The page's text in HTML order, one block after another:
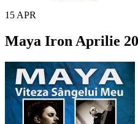
15 APR
Maya Iron Aprilie